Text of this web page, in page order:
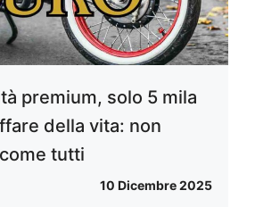
premium, solo 5 mila
della vita: non
tutti
10 Dicembre 2025